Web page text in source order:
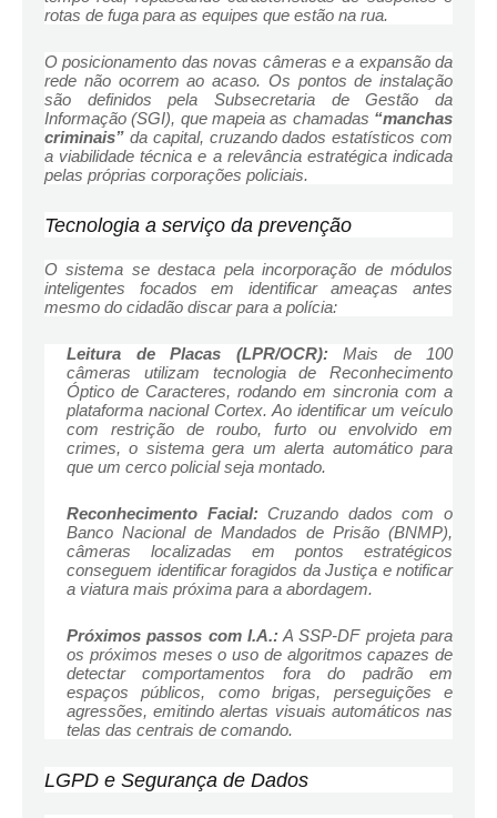
rotas de fuga para as equipes que estão na rua.
O posicionamento das novas câmeras e a expansão da
rede não ocorrem ao acaso. Os pontos de instalação
são definidos pela Subsecretaria de Gestão da
Informação (SGI), que mapeia as chamadas “manchas
criminais” da capital, cruzando dados estatísticos com
a viabilidade técnica e a relevância estratégica indicada
pelas próprias corporações policiais.
Tecnologia a serviço da prevenção
O sistema se destaca pela incorporação de módulos
inteligentes focados em identificar ameaças antes
mesmo do cidadão discar para a polícia:
Leitura de Placas (LPR/OCR): Mais de 100
câmeras utilizam tecnologia de Reconhecimento
Óptico de Caracteres, rodando em sincronia com a
plataforma nacional Cortex. Ao identificar um veículo
com restrição de roubo, furto ou envolvido em
crimes, o sistema gera um alerta automático para
que um cerco policial seja montado.
Reconhecimento Facial: Cruzando dados com o
Banco Nacional de Mandados de Prisão (BNMP),
câmeras localizadas em pontos estratégicos
conseguem identificar foragidos da Justiça e notificar
a viatura mais próxima para a abordagem.
Próximos passos com I.A.: A SSP-DF projeta para
os próximos meses o uso de algoritmos capazes de
detectar comportamentos fora do padrão em
espaços públicos, como brigas, perseguições e
agressões, emitindo alertas visuais automáticos nas
telas das centrais de comando.
LGPD e Segurança de Dados